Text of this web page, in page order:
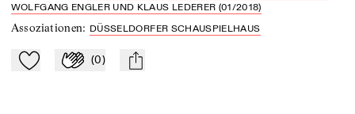
WOLFGANG ENGLER UND KLAUS LEDERER (01/2018)
Assoziationen: DÜSSELDORFER SCHAUSPIELHAUS
Zu Mein-TdZ hinzufügen
Applaudieren
(0) mail